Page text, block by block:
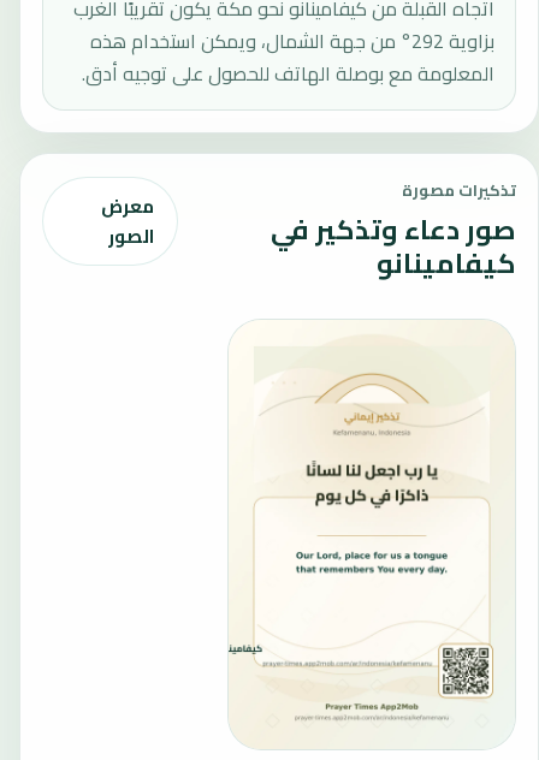
اتجاه القبلة من كيفامينانو نحو مكة يكون تقريبًا الغرب
بزاوية 292° من جهة الشمال، ويمكن استخدام هذه
المعلومة مع بوصلة الهاتف للحصول على توجيه أدق.
تذكيرات مصورة
صور دعاء وتذكير في
كيفامينانو
معرض
الصور